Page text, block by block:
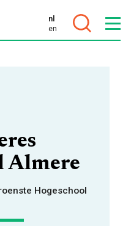
nl
en
Almere
Hogeschool